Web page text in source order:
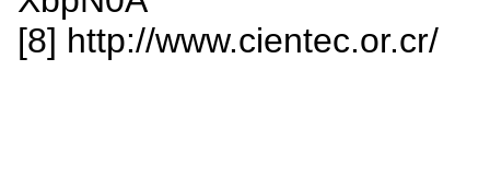
[8] http://www.cientec.or.cr/